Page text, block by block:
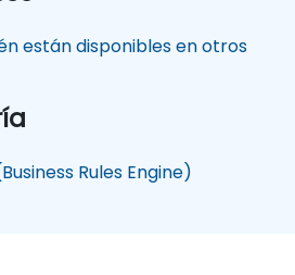
están disponibles en otros
Rules Engine)